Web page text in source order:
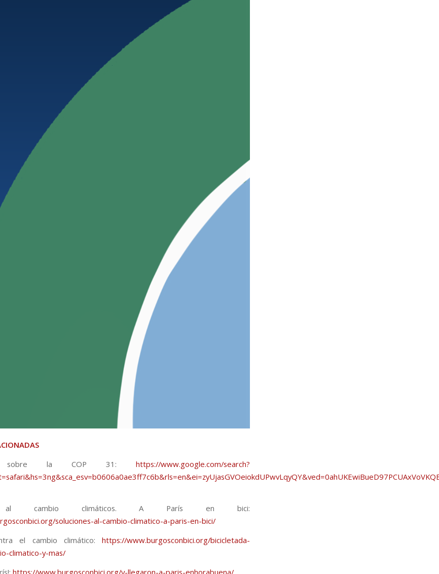
sobre la COP 31: https://www.google.com/search?
al cambio climáticos. A París en bici:
soluciones-al-cambio-climatico-a-paris-en-bici/
el cambio climático: https://www.burgosconbici.org/bicicletada-
climatico-y-mas/
https://www.burgosconbici.org/y-llegaron-a-paris-enhorabuena/